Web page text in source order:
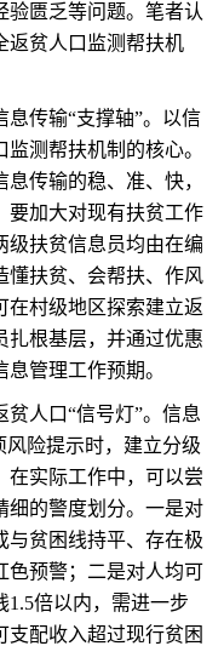
验匮乏等问题。笔者认
返贫人口监测帮扶机
传输“支撑轴”。以信
测帮扶机制的核心。
传输的稳、准、快，
要加大对现有扶贫工作
级扶贫信息员均由在编
懂扶贫、会帮扶、作风
在村级地区探索建立返
扎根基层，并通过优惠
管理工作预期。
人口“信号灯”。信息
风险提示时，建立分级
在实际工作中，可以尝
细的警度划分。一是对
与贫困线持平、存在极
色预警；二是对人均可
1.5倍以内，需进一步
配收入超过现行贫困